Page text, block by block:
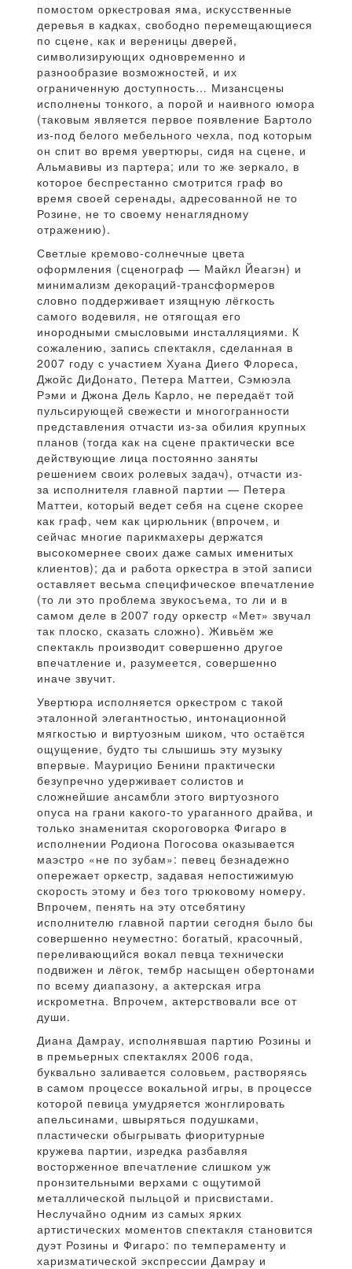
помостом оркестровая яма, искусственные
деревья в кадках, свободно перемещающиеся
по сцене, как и вереницы дверей,
символизирующих одновременно и
разнообразие возможностей, и их
ограниченную доступность… Мизансцены
исполнены тонкого, а порой и наивного юмора
(таковым является первое появление Бартоло
из-под белого мебельного чехла, под которым
он спит во время увертюры, сидя на сцене, и
Альмавивы из партера; или то же зеркало, в
которое беспрестанно смотрится граф во
время своей серенады, адресованной не то
Розине, не то своему ненаглядному
отражению).
Светлые кремово-солнечные цвета
оформления (сценограф — Майкл Йеагэн) и
минимализм декораций-трансформеров
словно поддерживает изящную лёгкость
самого водевиля, не отягощая его
инородными смысловыми инсталляциями. К
сожалению, запись спектакля, сделанная в
2007 году с участием Хуана Диего Флореса,
Джойс ДиДонато, Петера Маттеи, Сэмюэла
Рэми и Джона Дель Карло, не передаёт той
пульсирующей свежести и многогранности
представления отчасти из-за обилия крупных
планов (тогда как на сцене практически все
действующие лица постоянно заняты
решением своих ролевых задач), отчасти из-
за исполнителя главной партии — Петера
Маттеи, который ведет себя на сцене скорее
как граф, чем как цирюльник (впрочем, и
сейчас многие парикмахеры держатся
высокомернее своих даже самых именитых
клиентов); да и работа оркестра в этой записи
оставляет весьма специфическое впечатление
(то ли это проблема звукосъема, то ли и в
самом деле в 2007 году оркестр «Мет» звучал
так плоско, сказать сложно). Живьём же
спектакль производит совершенно другое
впечатление и, разумеется, совершенно
иначе звучит.
Увертюра исполняется оркестром с такой
эталонной элегантностью, интонационной
мягкостью и виртуозным шиком, что остаётся
ощущение, будто ты слышишь эту музыку
впервые. Маурицио Бенини практически
безупречно удерживает солистов и
сложнейшие ансамбли этого виртуозного
опуса на грани какого-то ураганного драйва, и
только знаменитая скороговорка Фигаро в
исполнении Родиона Погосова оказывается
маэстро «не по зубам»: певец безнадежно
опережает оркестр, задавая непостижимую
скорость этому и без того трюковому номеру.
Впрочем, пенять на эту отсебятину
исполнителю главной партии сегодня было бы
совершенно неуместно: богатый, красочный,
переливающийся вокал певца технически
подвижен и лёгок, тембр насыщен обертонами
по всему диапазону, а актерская игра
искрометна. Впрочем, актерствовали все от
души.
Диана Дамрау, исполнявшая партию Розины и
в премьерных спектаклях 2006 года,
буквально заливается соловьем, растворяясь
в самом процессе вокальной игры, в процессе
которой певица умудряется жонглировать
апельсинами, швыряться подушками,
пластически обыгрывать фиоритурные
кружева партии, изредка разбавляя
восторженное впечатление слишком уж
пронзительными верхами с ощутимой
металлической пыльцой и присвистами.
Неслучайно одним из самых ярких
артистических моментов спектакля становится
дуэт Розины и Фигаро: по темпераменту и
харизматической экспрессии Дамрау и